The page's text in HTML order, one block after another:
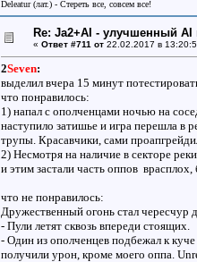
Deleatur (лат.) - Стереть все, совсем все!
Re: Ja2+AI - улучшенный AI
« Ответ #711 от22.02.2017 в
2Seven:
выделил вчера 15 минут
что понравилось:
1) напал с ополченцами ночью на
наступило затишье и игра перешла в
трупы. Красавчики, сами
2) Несмотря на наличие в секторе
и этим застали часть оппов
что не понравилось:
Дружественный огонь стал
- Пули летят сквозь впереди стоящих.
- Один из ополченцев подбежал к
получили урон, кроме моего оппа.